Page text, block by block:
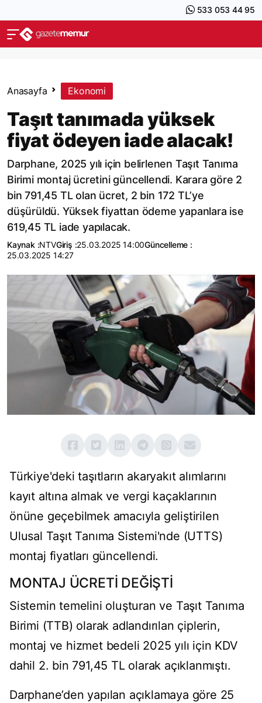
533 053 44 95
Anasayfa Ekonomi
Taşıt tanımada yüksek
fiyat ödeyen iade alacak!
Darphane, 2025 yılı için belirlenen Taşıt Tanıma
Birimi montaj ücretini güncellendi. Karara göre 2
bin 791,45 TL olan ücret, 2 bin 172 TL’ye
düşürüldü. Yüksek fiyattan ödeme yapanlara ise
619,45 TL iade yapılacak.
Kaynak :NTVGiriş :25.03.2025 14:00Güncelleme :
25.03.2025 14:27
Türkiye'deki taşıtların akaryakıt alımlarını
kayıt altına almak ve vergi kaçaklarının
önüne geçebilmek amacıyla geliştirilen
Ulusal Taşıt Tanıma Sistemi'nde (UTTS)
montaj fiyatları güncellendi.
MONTAJ ÜCRETİ DEĞİŞTİ
Sistemin temelini oluşturan ve Taşıt Tanıma
Birimi (TTB) olarak adlandırılan çiplerin,
montaj ve hizmet bedeli 2025 yılı için KDV
dahil 2. bin 791,45 TL olarak açıklanmıştı.
Darphane’den yapılan açıklamaya göre 25